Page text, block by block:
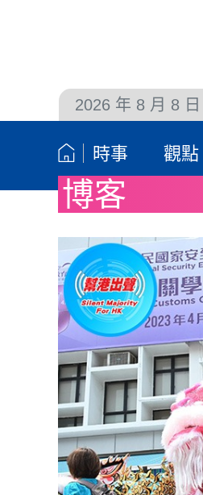
2026 年 8 月 8 日
時事 觀點
博客